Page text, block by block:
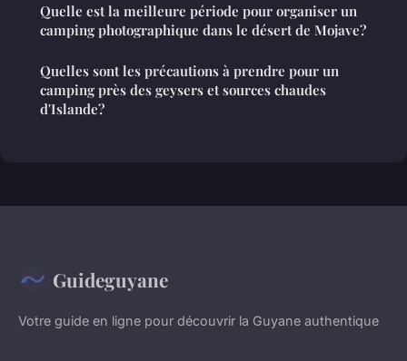
Quelle est la meilleure période pour organiser un
camping photographique dans le désert de Mojave?
Quelles sont les précautions à prendre pour un
camping près des geysers et sources chaudes
d'Islande?
Guideguyane
Votre guide en ligne pour découvrir la Guyane authentique